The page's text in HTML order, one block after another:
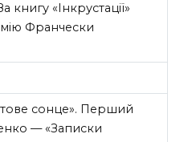
книгу «Інкрустації»
Франчески
сонце». Перший
— «Записки